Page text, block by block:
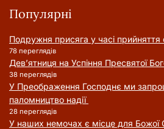
Популярні
Подружня присягa у часі
78 переглядів
Дев’ятниця на Успіння Пресвятої
38 переглядів
У Преображення Господнє ми
паломництво надії
28 переглядів
У наших немочах є місце для Божої